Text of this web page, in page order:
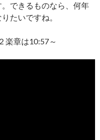
できるものなら、何年
たいですね。
楽章は10:57～